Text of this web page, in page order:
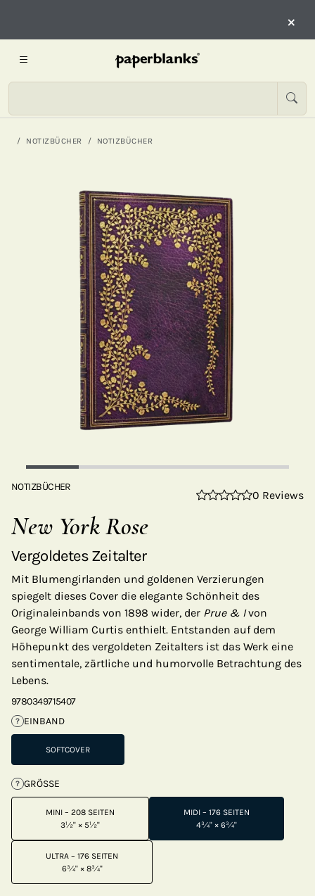
×
NOTIZBÜCHER NOTIZBÜCHER
NOTIZBÜCHER
0 Reviews
New York Rose
Vergoldetes Zeitalter
Mit Blumengirlanden und goldenen Verzierungen
spiegelt dieses Cover die elegante Schönheit des
Originaleinbands von 1898 wider, der Prue & Ivon
George William Curtis enthielt. Entstanden auf dem
Höhepunkt des vergoldeten Zeitalters ist das Werk eine
sentimentale, zärtliche und humorvolle Betrachtung des
Lebens.
9780349715407
? EINBAND
SOFTCOVER
? GRÖSSE
MINI – 208 SEITEN
3½" × 5½"
MIDI – 176 SEITEN
4¾" × 6¾"
ULTRA – 176 SEITEN
6¾" × 8¾"